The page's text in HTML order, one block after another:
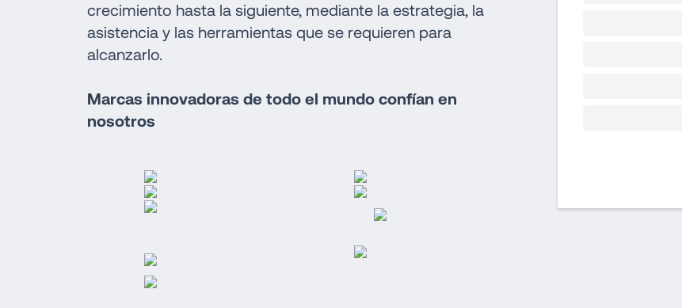
crecimiento hasta la siguiente, mediante la estrategia, la
asistencia y las herramientas que se requieren para
alcanzarlo.
Marcas innovadoras de todo el mundo confían en
nosotros